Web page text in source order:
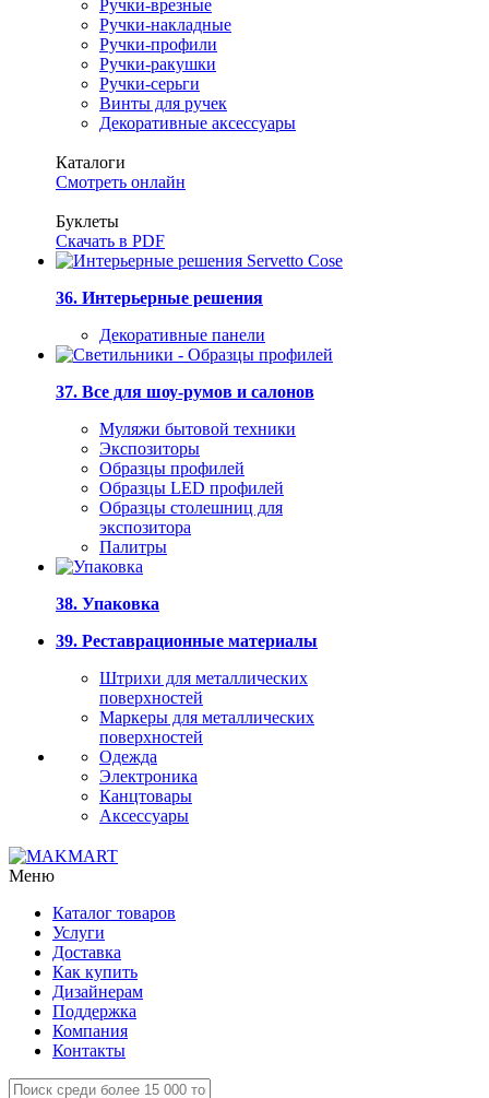
Ручки-врезные
Ручки-накладные
Ручки-профили
Ручки-ракушки
Ручки-серьги
Винты для ручек
Декоративные аксессуары
Каталоги
Смотреть онлайн
Буклеты
Скачать в PDF
36. Интерьерные решения
Декоративные панели
37. Все для шоу-румов и салонов
Муляжи бытовой техники
Экспозиторы
Образцы профилей
Образцы LED профилей
Образцы столешниц для
экспозитора
Палитры
38. Упаковка
39. Реставрационные материалы
Штрихи для металлических
поверхностей
Маркеры для металлических
поверхностей
Одежда
Электроника
Канцтовары
Аксессуары
Меню
Каталог товаров
Услуги
Доставка
Как купить
Дизайнерам
Поддержка
Компания
Контакты